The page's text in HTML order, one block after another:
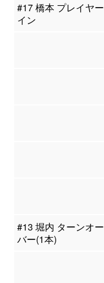
#17 橋本 プレイヤー
イン
#13 堀内 ターンオー
バー(1本)